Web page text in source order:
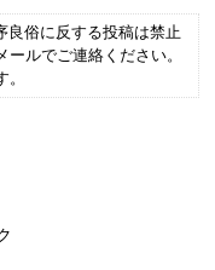
良俗に反する投稿は禁止
ルでご連絡ください。